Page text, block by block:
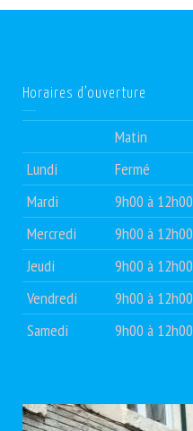
Horaires d’ouverture
Matin
Lundi
Fermé
Mardi
9h00 à 12h00
Mercredi
9h00 à 12h00
Jeudi
9h00 à 12h00
Vendredi
9h00 à 12h00
Samedi
9h00 à 12h00